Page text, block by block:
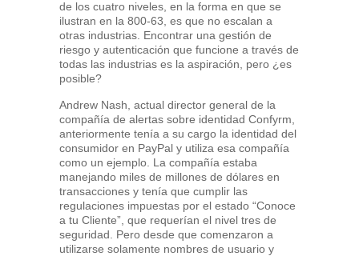
de los cuatro niveles, en la forma en que se
ilustran en la 800-63, es que no escalan a
otras industrias. Encontrar una gestión de
riesgo y autenticación que funcione a través de
todas las industrias es la aspiración, pero ¿es
posible?
Andrew Nash, actual director general de la
compañía de alertas sobre identidad Confyrm,
anteriormente tenía a su cargo la identidad del
consumidor en PayPal y utiliza esa compañía
como un ejemplo. La compañía estaba
manejando miles de millones de dólares en
transacciones y tenía que cumplir las
regulaciones impuestas por el estado “Conoce
a tu Cliente”, que requerían el nivel tres de
seguridad. Pero desde que comenzaron a
utilizarse solamente nombres de usuario y